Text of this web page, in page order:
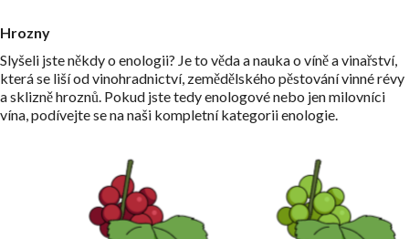
Hrozny
Slyšeli jste někdy o enologii? Je to věda a nauka o víně a vinařství,
která se liší od vinohradnictví, zemědělského pěstování vinné révy
a sklizně hroznů. Pokud jste tedy enologové nebo jen milovníci
vína, podívejte se na naši kompletní kategorii enologie.